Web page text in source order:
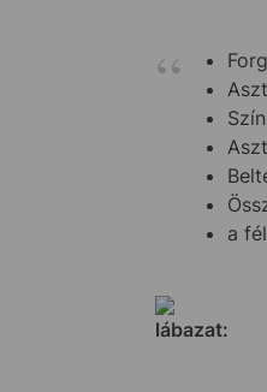
a
lábazat: